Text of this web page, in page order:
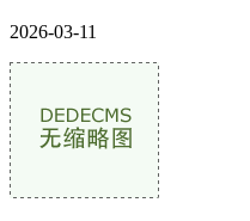
2026-03-11